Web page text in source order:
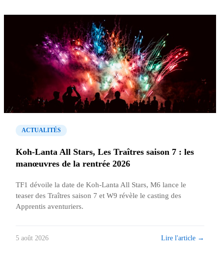
ACTUALITÉS
Koh-Lanta All Stars, Les Traîtres saison 7 : les
manœuvres de la rentrée 2026
TF1 dévoile la date de Koh-Lanta All Stars, M6 lance le
teaser des Traîtres saison 7 et W9 révèle le casting des
Apprentis aventuriers.
5 août 2026 Lire l'article →